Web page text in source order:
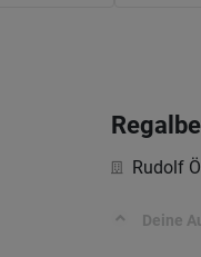
Rudolf
Deine